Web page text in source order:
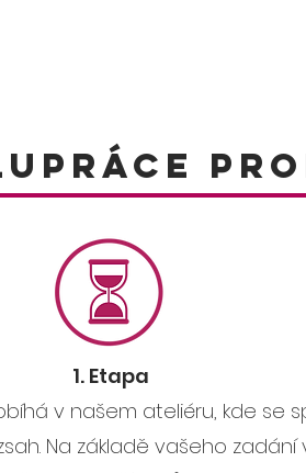
1. Etapa
v našem ateliéru, kde se
Na základě vašeho